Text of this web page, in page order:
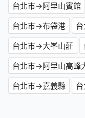
台北市→阿里山賓館
台北市→布袋港
台北市→大峯山莊
台北市→阿里山高峰
台北市→嘉義縣